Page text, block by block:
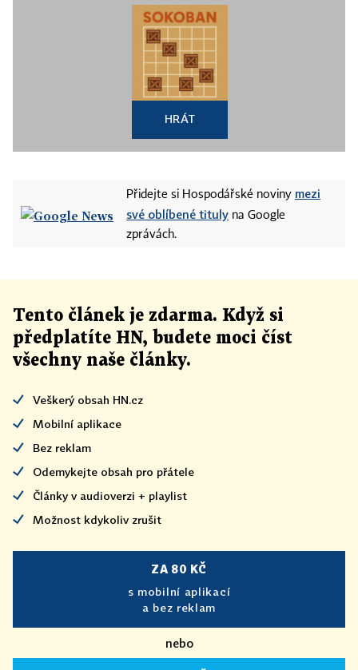
HRÁT
Přidejte si Hospodářské noviny mezi
své oblíbené tituly na Google
zprávách.
Tento článek je zdarma. Když si
předplatíte HN, budete moci číst
všechny naše články.
Veškerý obsah HN.cz
Mobilní aplikace
Bez reklam
Odemykejte obsah pro přátele
Články v audioverzi + playlist
Možnost kdykoliv zrušit
ZA 80 KČ
s mobilní aplikací
a bez reklam
nebo